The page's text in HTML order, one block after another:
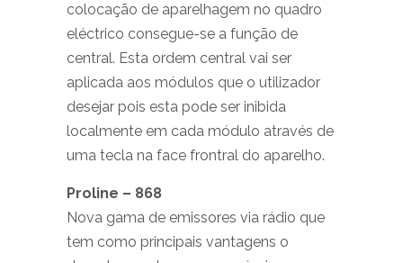
colocação de aparelhagem no quadro
eléctrico consegue-se a função de
central. Esta ordem central vai ser
aplicada aos módulos que o utilizador
desejar pois esta pode ser inibida
localmente em cada módulo através de
uma tecla na face frontral do aparelho.
Proline – 868
Nova gama de emissores via rádio que
tem como principais vantagens o